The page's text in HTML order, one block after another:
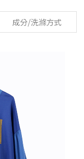
成分/洗滌方式